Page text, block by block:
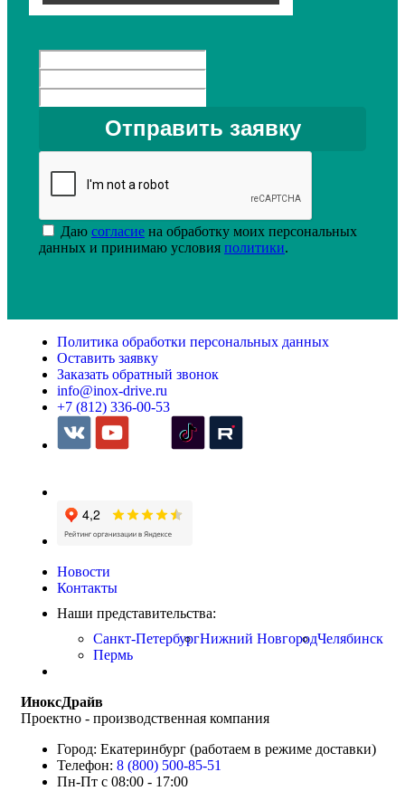
Даю согласие на обработку моих персональных
данных и принимаю условия политики.
Политика обработки персональных данных
Оставить заявку
Заказать обратный звонок
info@inox-drive.ru
+7 (812) 336-00-53
Новости
Контакты
Наши представительства:
Санкт-ПетербургНижний НовгородЧелябинск
Пермь
ИноксДрайв
Проектно - производственная компания
Город: Екатеринбург (работаем в режиме доставки)
Телефон: 8 (800) 500-85-51
Пн-Пт с 08:00 - 17:00